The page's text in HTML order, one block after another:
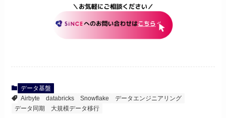
データ基盤
Airbyte
databricks Snowflake
データエンジニアリング
データ同期
大規模データ移行